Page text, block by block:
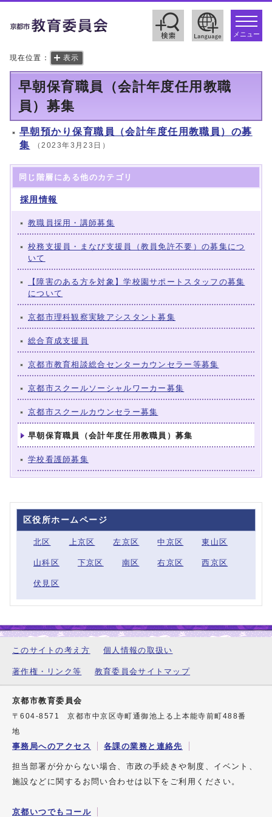
toggle
メニュー
現在位置： 表示
早朝保育職員（会計年度任用教職
員）募集
早朝預かり保育職員（会計年度任用教職員）の募
集 （2023年3月23日）
同じ階層にある他のカテゴリ
採用情報
教職員採用・講師募集
校務支援員・まなび支援員（教員免許不要）の募集につ
いて
【障害のある方を対象】学校園サポートスタッフの募集
について
京都市理科観察実験アシスタント募集
総合育成支援員
京都市教育相談総合センターカウンセラー等募集
京都市スクールソーシャルワーカー募集
京都市スクールカウンセラー募集
早朝保育職員（会計年度任用教職員）募集
学校看護師募集
区役所ホームページ
北区 上京区 左京区 中京区 東山区
山科区 下京区 南区 右京区 西京区
伏見区
このサイトの考え方 個人情報の取扱い
著作権・リンク等 教育委員会サイトマップ
京都市教育委員会
〒604-8571 京都市中京区寺町通御池上る上本能寺前町488番
地
事務局へのアクセス 各課の業務と連絡先
担当部署が分からない場合、市政の手続きや制度、イベント、
施設などに関するお問い合わせは以下をご利用ください。
京都いつでもコール